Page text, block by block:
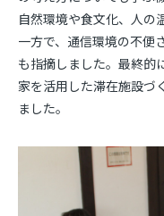
自然環境や食文化、人の
一方で、通信環境の不便
も指摘しました。最終的
家を活用した滞在施設づ
ました。